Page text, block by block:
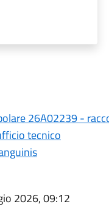
26A02239 -
tecnico
2026, 09:12